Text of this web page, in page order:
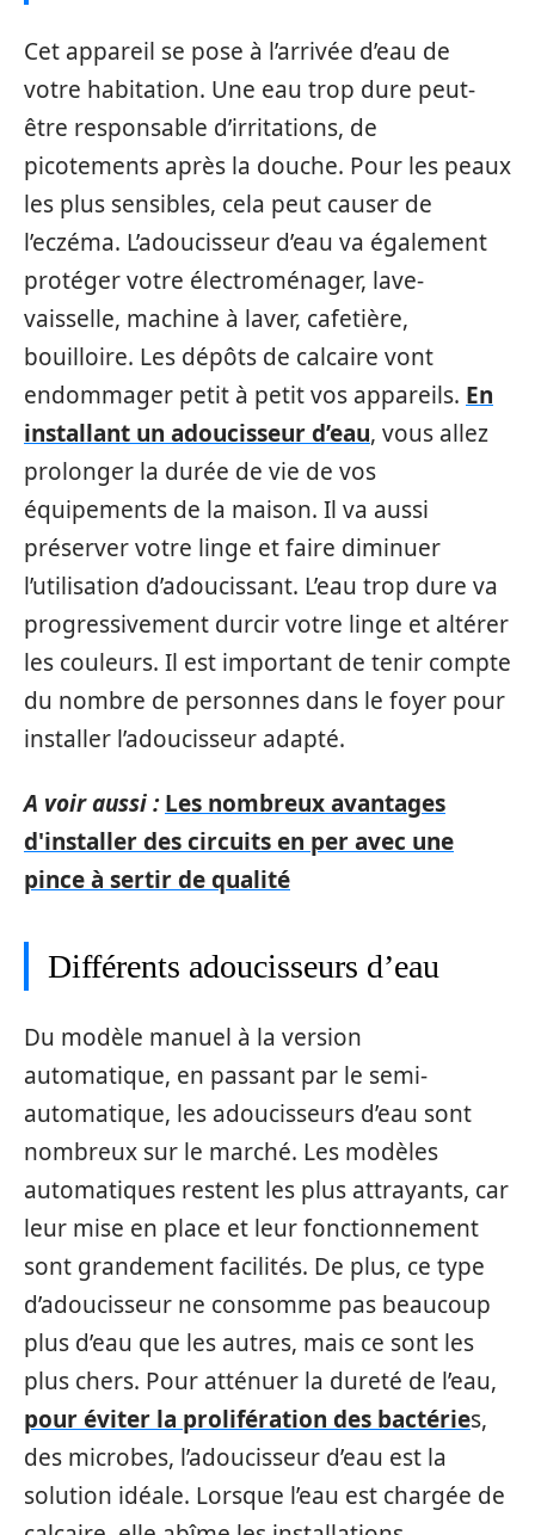
Cet appareil se pose à l’arrivée d’eau de
votre habitation. Une eau trop dure peut-
être responsable d’irritations, de
picotements après la douche. Pour les peaux
les plus sensibles, cela peut causer de
l’eczéma. L’adoucisseur d’eau va également
protéger votre électroménager, lave-
vaisselle, machine à laver, cafetière,
bouilloire. Les dépôts de calcaire vont
endommager petit à petit vos appareils. En
installant un adoucisseur d’eau, vous allez
prolonger la durée de vie de vos
équipements de la maison. Il va aussi
préserver votre linge et faire diminuer
l’utilisation d’adoucissant. L’eau trop dure va
progressivement durcir votre linge et altérer
les couleurs. Il est important de tenir compte
du nombre de personnes dans le foyer pour
installer l’adoucisseur adapté.
A voir aussi : Les nombreux avantages
d'installer des circuits en per avec une
pince à sertir de qualité
Différents adoucisseurs d’eau
Du modèle manuel à la version
automatique, en passant par le semi-
automatique, les adoucisseurs d’eau sont
nombreux sur le marché. Les modèles
automatiques restent les plus attrayants, car
leur mise en place et leur fonctionnement
sont grandement facilités. De plus, ce type
d’adoucisseur ne consomme pas beaucoup
plus d’eau que les autres, mais ce sont les
plus chers. Pour atténuer la dureté de l’eau,
pour éviter la prolifération des bactéries,
des microbes, l’adoucisseur d’eau est la
solution idéale. Lorsque l’eau est chargée de